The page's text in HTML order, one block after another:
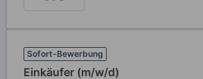
Sofort-Bewerbung
Einkäufer (m/w/d)